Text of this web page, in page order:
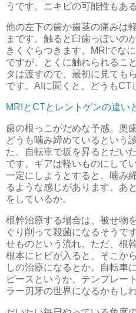
うです。ニキビの可能性もあ
他の左下の歯か歯茎の痛みは
まです。触ると臼歯っぽいの
きくぐらつきます。MRIでな
ですが、とくに触れられるこ
タは渡すので、最初に見ても
です。AIに聞くと、どうもCT
MRIとCTとレントゲンの違い
歯の根っこがだめな予感。奥
どうも噛み締めているという
た。自転車で坂を昇るとだい
です。ギアは軽いものにして
一定にしようとすると、噛み
るような感じがあります。あ
をしているか。
根幹治療する場合は、被せ物
ぐり削って殺菌になるそうで
せものという流れ。ただ、根
根本にヒビが入ると、そこか
しの治療になるとか。自転車
ピースというか、テンプレー
ラー刃牙の世界になるかもし